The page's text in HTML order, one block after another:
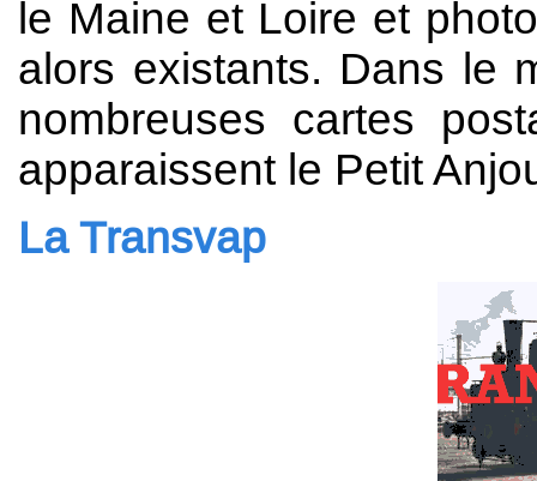
le Maine et Loire et
alors existants. Dans le
nombreuses cartes
apparaissent le Petit
La Transvap